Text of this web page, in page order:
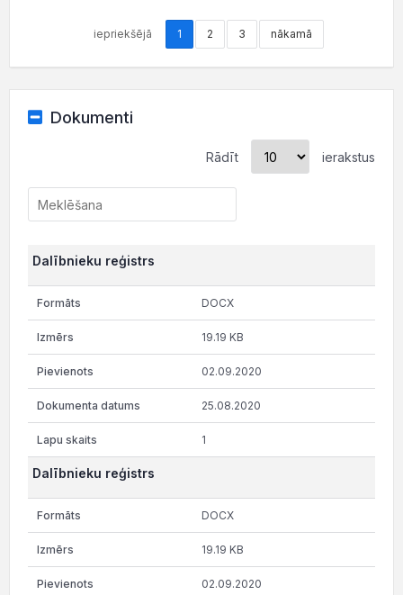
iepriekšējā 1 2 3 nākamā
Dokumenti
Rādīt ierakstus
Dalībnieku reģistrs
DOCX
19.19 KB
02.09.2020
25.08.2020
1
Dalībnieku reģistrs
DOCX
19.19 KB
02.09.2020